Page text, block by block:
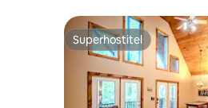
Superhostiteľ
Superhostiteľ